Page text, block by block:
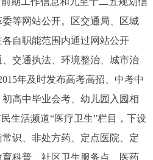
等网站公开。区交通局、区城
自职能范围内通过网站公开
交通执法、环境整治、城市治
年及时发布高考高招、中考中
高中毕业会考、幼儿园入园相
生活频道“医疗卫生”栏目，下设
识、非处方药、定点医院、定
科普、社区卫生服务点、医药